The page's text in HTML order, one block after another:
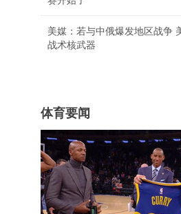
美媒：若与中俄爆发地区战争
战术核武器
体育要闻